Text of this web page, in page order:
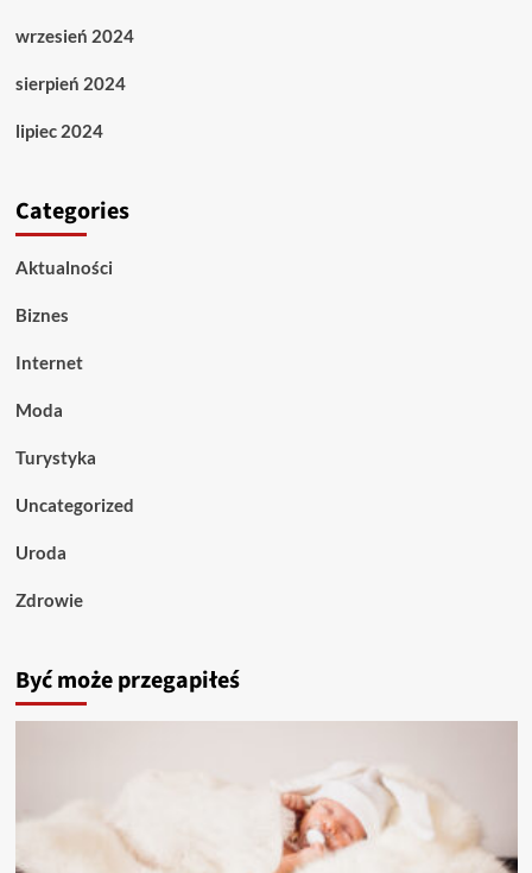
wrzesień 2024
sierpień 2024
lipiec 2024
Categories
Aktualności
Biznes
Internet
Moda
Turystyka
Uncategorized
Uroda
Zdrowie
Być może przegapiłeś